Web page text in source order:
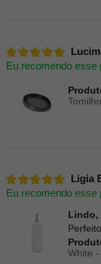
Eu recomendo esse
Ligia
Eu recomendo esse
Lindo,
White